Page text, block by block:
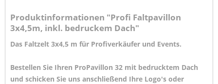
Produktinformationen "Profi Faltpavillon
3x4,5m, inkl. bedruckem Dach"
Das Faltzelt 3x4,5 m für Profiverkäufer und Events.
Bestellen Sie Ihren ProPavillon 32 mit bedrucktem Dach
und schicken Sie uns anschließend Ihre Logo's oder